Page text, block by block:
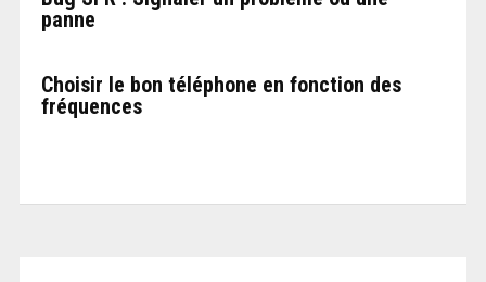
panne
Choisir le bon téléphone en fonction des
fréquences